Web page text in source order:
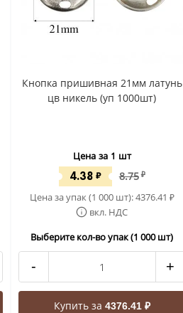
Кнопка пришивная 21мм латунь
цв никель (уп 1000шт)
Цена за 1 шт
4.38 ₽ 8.75 ₽
Цена за упак (1 000 шт):4376.41 ₽
вкл. НДС
Выберите кол-во упак (1 000 шт)
- +
Купить за 4376.41 ₽